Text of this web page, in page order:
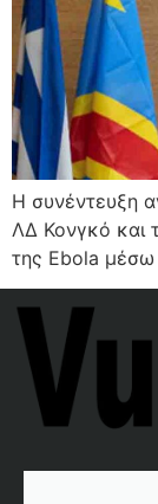
Η συνέντευξη
ΛΔ Κονγκό και
της Ebola μέσω